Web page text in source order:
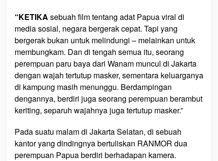
M
a
m
Y
a
s
i
n
t
E
n
t
“KETIKA sebuah film tentang adat Papua viral di
media sosial, negara bergerak cepat. Tapi yang
bergerak bukan untuk melindungi – melainkan untuk
membungkam. Dan di tengah semua itu, seorang
perempuan paru baya dari Wanam muncul di Jakarta
dengan wajah tertutup masker, sementara keluarganya
di kampung masih menunggu. Berdampingan
dengannya, berdiri juga seorang perempuan berambut
keriting, separuh wajahnya juga tertutup masker.”
Pada suatu malam di Jakarta Selatan, di sebuah
kantor yang dindingnya bertuliskan RANMOR dua
perempuan Papua berdiri berhadapan kamera.